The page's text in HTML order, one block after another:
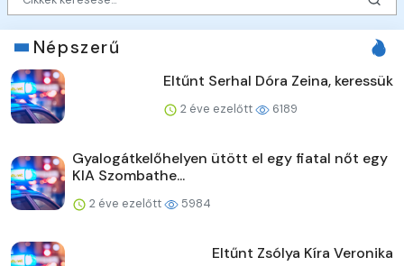
Népszerű
Eltűnt Serhal Dóra Zeina, keressük
2 éve ezelőtt 6189
Gyalogátkelőhelyen ütött el egy fiatal nőt egy
KIA Szombathe...
2 éve ezelőtt 5984
Eltűnt Zsólya Kíra Veronika